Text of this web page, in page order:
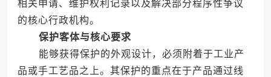
相关申请、维护权利记录以及解决部分程序性争议
的核心行政机构。
保护客体与核心要求
能够获得保护的外观设计，必须附着于工业产
品或手工艺品之上。其保护的重点在于产品通过线